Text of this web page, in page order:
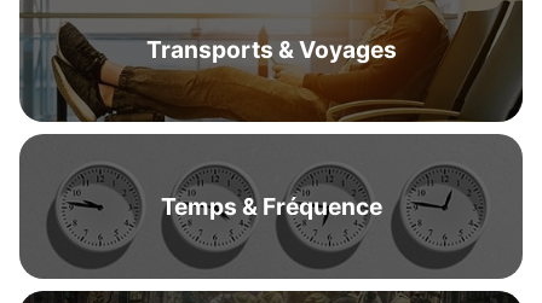
Transports & Voyages
Temps & Fréquence